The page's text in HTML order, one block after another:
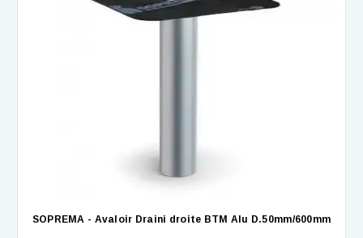
SOPREMA - Avaloir Draini droite BTM Alu D.50mm/600mm